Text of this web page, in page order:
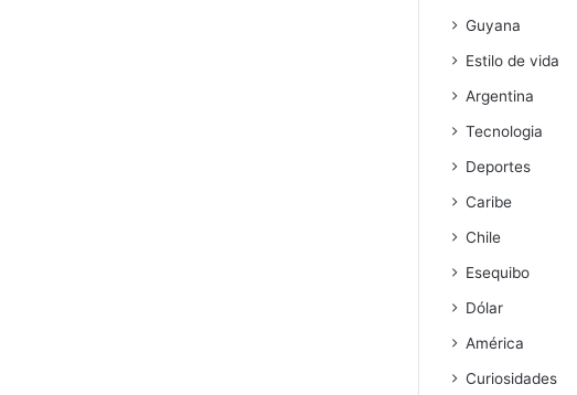
Guyana
Estilo de vida
Argentina
Tecnologia
Deportes
Caribe
Chile
Esequibo
Dólar
América
Curiosidades